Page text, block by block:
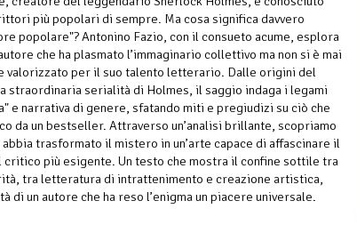
più popolari di sempre. Ma cosa significa davvero
popolare"? Antonino Fazio, con il consueto acume, esplora
che ha plasmato l’immaginario collettivo ma non si è mai
valorizzato per il suo talento letterario. Dalle origini del
straordinaria serialità di Holmes, il saggio indaga i legami
e narrativa di genere, sfatando miti e pregiudizi su ciò che
da un bestseller. Attraverso un’analisi brillante, scopriamo
abbia trasformato il mistero in un’arte capace di affascinare il
più esigente. Un testo che mostra il confine sottile tra
tra letteratura di intrattenimento e creazione artistica,
di un autore che ha reso l’enigma un piacere universale.